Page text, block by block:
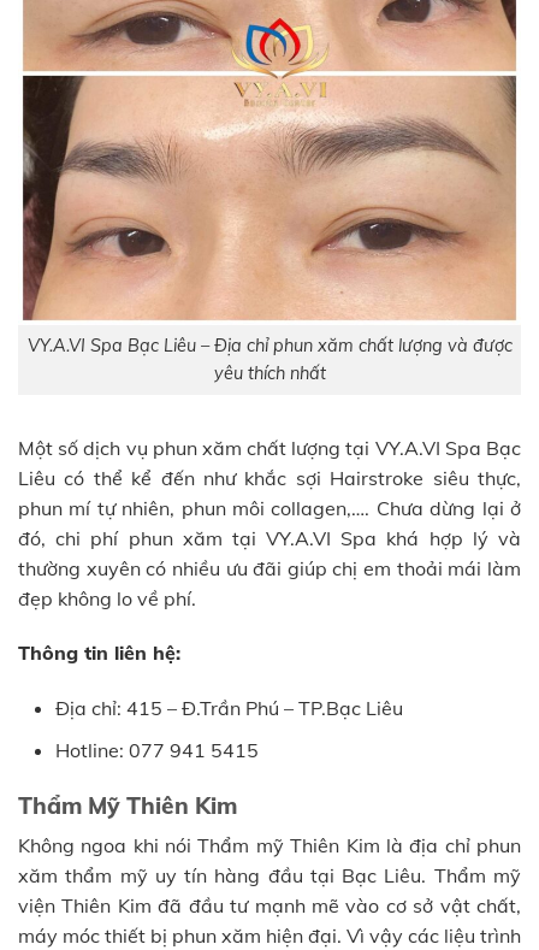
VY.A.VI Spa Bạc Liêu – Địa chỉ phun xăm chất lượng và được
yêu thích nhất
Một số dịch vụ phun xăm chất lượng tại VY.A.VI Spa Bạc
Liêu có thể kể đến như khắc sợi Hairstroke siêu thực,
phun mí tự nhiên, phun môi collagen,…. Chưa dừng lại ở
đó, chi phí phun xăm tại VY.A.VI Spa khá hợp lý và
thường xuyên có nhiều ưu đãi giúp chị em thoải mái làm
đẹp không lo về phí.
Thông tin liên hệ:
Địa chỉ: 415 – Đ.Trần Phú – TP.Bạc Liêu
Hotline: 077 941 5415
Thẩm Mỹ Thiên Kim
Không ngoa khi nói Thẩm mỹ Thiên Kim là địa chỉ phun
xăm thẩm mỹ uy tín hàng đầu tại Bạc Liêu. Thẩm mỹ
viện Thiên Kim đã đầu tư mạnh mẽ vào cơ sở vật chất,
máy móc thiết bị phun xăm hiện đại. Vì vậy các liệu trình